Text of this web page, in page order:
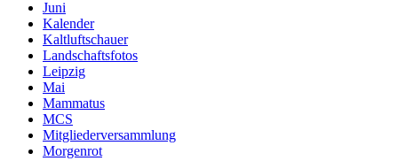
Juni
Kalender
Kaltluftschauer
Landschaftsfotos
Leipzig
Mai
Mammatus
MCS
Mitgliederversammlung
Morgenrot